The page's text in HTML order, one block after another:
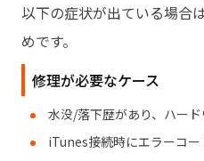
以下の症状が出ている場合
めです。
修理が必要なケース
水没/落下歴があり、ハー
iTunes接続時にエラーコ